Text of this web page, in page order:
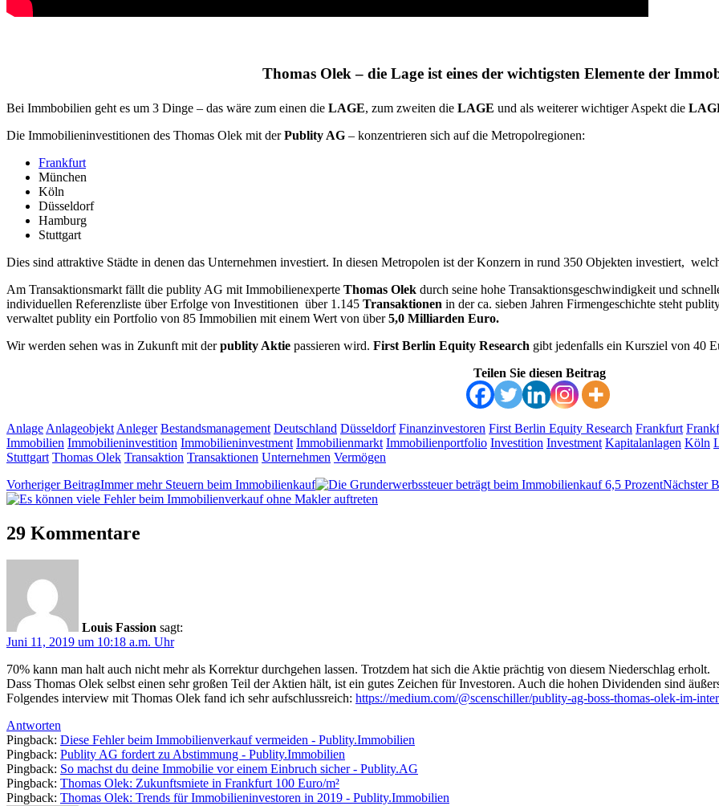
Thomas Olek – die Lage ist eines der wichtigsten Elemente der
Bei Immbobilien geht es um 3 Dinge – das wäre zum einen die LAGE, zum zweiten die LAGE und als weiterer wichtiger Aspekt die
Die Immobilieninvestitionen des Thomas Olek mit derPublity AG – konzentrieren sich auf die Metropolregionen:
Frankfurt
München
Köln
Düsseldorf
Hamburg
Stuttgart
Dies sind attraktive Städte in denen das Unternehmen investiert. In diesen Metropolen ist der Konzern in rund 350 Objekten investiert,
Am Transaktionsmarkt fällt die publity AG mit Immobilienexperte Thomas Olek durch seine hohe Transaktionsgeschwindigkeit und
individuellen Referenzliste über Erfolge von Investitionen über 1.145 Transaktionen in der ca. sieben Jahren Firmengeschichte steht
verwaltet publity ein Portfolio von 85 Immobilien mit einem Wert von über5,0 Milliarden Euro.
Wir werden sehen was in Zukunft mit derpublity Aktie passieren wird. First Berlin Equity Research gibt jedenfalls ein Kursziel von 40
Teilen Sie diesen Beitrag
Anlage Anlageobjekt Anleger Bestandsmanagement Deutschland Düsseldorf Finanzinvestoren First Berlin Equity Research Frankfurt
Immobilien Immobilieninvestition Immobilieninvestment Immobilienmarkt Immobilienportfolio Investition Investment Kapitalanlagen Köln
Stuttgart Thomas Olek Transaktion Transaktionen Unternehmen Vermögen
Vorheriger BeitragImmer mehr Steuern beim Immobilienkauf Nächster
29 Kommentare
Louis Fassion sagt:
Juni 11, 2019 um 10:18 a.m. Uhr
70% kann man halt auch nicht mehr als Korrektur durchgehen lassen. Trotzdem hat sich die Aktie prächtig von diesem Niederschlag erholt.
Dass Thomas Olek selbst einen sehr großen Teil der Aktien hält, ist ein gutes Zeichen für Investoren. Auch die hohen Dividenden sind
Folgendes interview mit Thomas Olek fand ich sehr aufschlussreich: https://medium.com/@scenschiller/publity-ag-boss-thomas-olek-im-
Antworten
Pingback: Diese Fehler beim Immobilienverkauf vermeiden - Publity.Immobilien
Pingback: Publity AG fordert zu Abstimmung - Publity.Immobilien
Pingback: So machst du deine Immobilie vor einem Einbruch sicher - Publity.AG
Pingback: Thomas Olek: Zukunftsmiete in Frankfurt 100 Euro/m²
Pingback: Thomas Olek: Trends für Immobilieninvestoren in 2019 - Publity.Immobilien